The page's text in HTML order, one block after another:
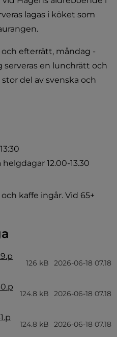
lagas i köket som
efterrätt, måndag -
serveras en lunchrätt och
del av svenska och
12.00-13.30
kaffe ingår. Vid 65+
126 kB 2026-06-18 07.18
124.8 kB 2026-06-18 07.18
124.8 kB 2026-06-18 07.18